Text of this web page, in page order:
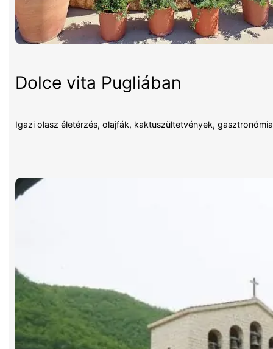
Dolce vita Pugliában
Igazi olasz életérzés, olajfák, kaktuszültetvények,